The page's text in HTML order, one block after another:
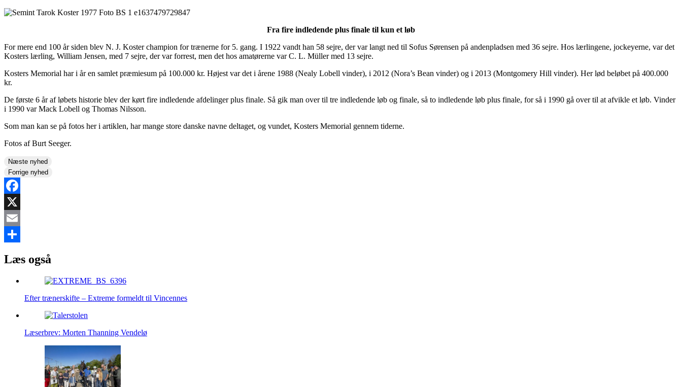
Fra fire indledende plus finale til kun et løb
For mere end 100 år siden blev N. J. Koster champion for trænerne for 5. gang. I 1922 vandt han 58 sejre, der var langt ned til Sofus Sørensen på andenpladsen med 36 sejre. Hos lærlingene, jockeyerne, var det
Kosters lærling, William Jensen, med 7 sejre, der var forrest, men det hos amatørerne var C. L. Müller med 13 sejre.
Kosters Memorial har i år en samlet præmiesum på 100.000 kr. Højest var det i årene 1988 (Nealy Lobell vinder), i 2012 (Nora’s Bean vinder) og i 2013 (Montgomery Hill vinder). Her lød beløbet på 400.000
kr.
De første 6 år af løbets historie blev der kørt fire indledende afdelinger plus finale. Så gik man over til tre indledende løb og finale, så to indledende løb plus finale, for så i 1990 gå over til at afvikle et løb. Vinder
i 1990 var Mack Lobell og Thomas Nilsson.
Som man kan se på fotos her i artiklen, har mange store danske navne deltaget, og vundet, Kosters Memorial gennem tiderne.
Fotos af Burt Seeger.
Næste nyhed
Forrige nyhed
Facebook
X
Email
Læs også
Efter trænerskifte – Extreme formeldt til Vincennes
Læserbrev: Morten Thanning Vendelø